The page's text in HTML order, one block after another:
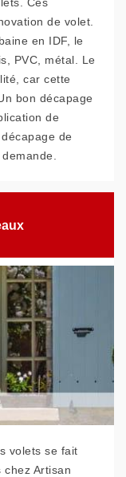
de volet.
en IDF, le
PVC, métal. Le
car cette
bon décapage
de
de
volets se fait
Artisan